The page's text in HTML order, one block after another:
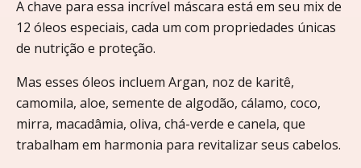
A chave para essa incrível máscara está em seu mix de
12 óleos especiais, cada um com propriedades únicas
de nutrição e proteção.
Mas esses óleos incluem Argan, noz de karitê,
camomila, aloe, semente de algodão, cálamo, coco,
mirra, macadâmia, oliva, chá-verde e canela, que
trabalham em harmonia para revitalizar seus cabelos.